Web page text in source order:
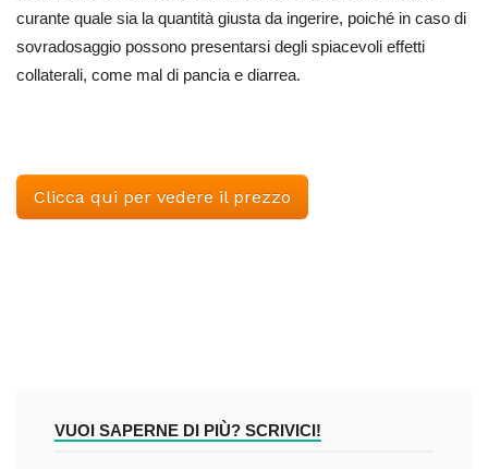
curante quale sia la quantità giusta da ingerire, poiché in caso di
sovradosaggio possono presentarsi degli spiacevoli effetti
collaterali, come mal di pancia e diarrea.
Clicca qui per vedere il prezzo
VUOI SAPERNE DI PIÙ? SCRIVICI!